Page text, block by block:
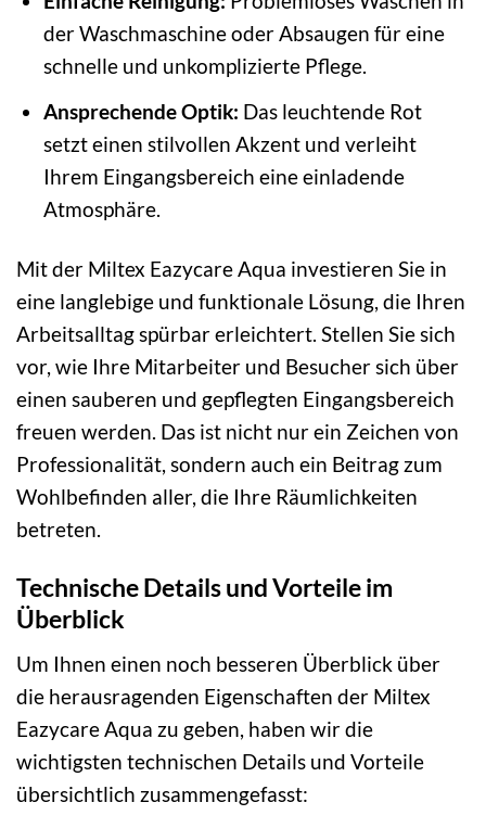
der Waschmaschine oder Absaugen für eine
schnelle und unkomplizierte Pflege.
Ansprechende Optik: Das leuchtende Rot
setzt einen stilvollen Akzent und verleiht
Ihrem Eingangsbereich eine einladende
Atmosphäre.
Mit der Miltex Eazycare Aqua investieren Sie in
eine langlebige und funktionale Lösung, die Ihren
Arbeitsalltag spürbar erleichtert. Stellen Sie sich
vor, wie Ihre Mitarbeiter und Besucher sich über
einen sauberen und gepflegten Eingangsbereich
freuen werden. Das ist nicht nur ein Zeichen von
Professionalität, sondern auch ein Beitrag zum
Wohlbefinden aller, die Ihre Räumlichkeiten
betreten.
Technische Details und Vorteile im
Überblick
Um Ihnen einen noch besseren Überblick über
die herausragenden Eigenschaften der Miltex
Eazycare Aqua zu geben, haben wir die
wichtigsten technischen Details und Vorteile
übersichtlich zusammengefasst: